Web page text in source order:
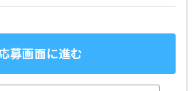
募画面に進む